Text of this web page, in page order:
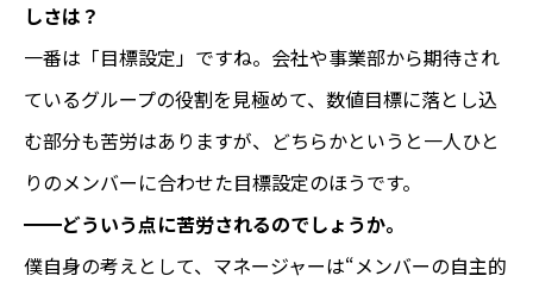
しさは？
一番は「目標設定」ですね。会社や事業部から期待され
ているグループの役割を見極めて、数値目標に落とし込
む部分も苦労はありますが、どちらかというと一人ひと
りのメンバーに合わせた目標設定のほうです。
━━どういう点に苦労されるのでしょうか。
僕自身の考えとして、マネージャーは“メンバーの自主的